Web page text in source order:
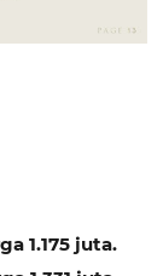
1.175 juta.